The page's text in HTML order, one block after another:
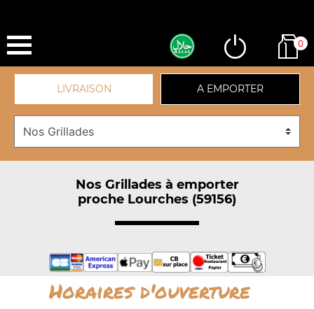
0
LIVRAISON A EMPORTER
Nos Grillades à emporter
proche Lourches (59156)
Horaires d'ouverture